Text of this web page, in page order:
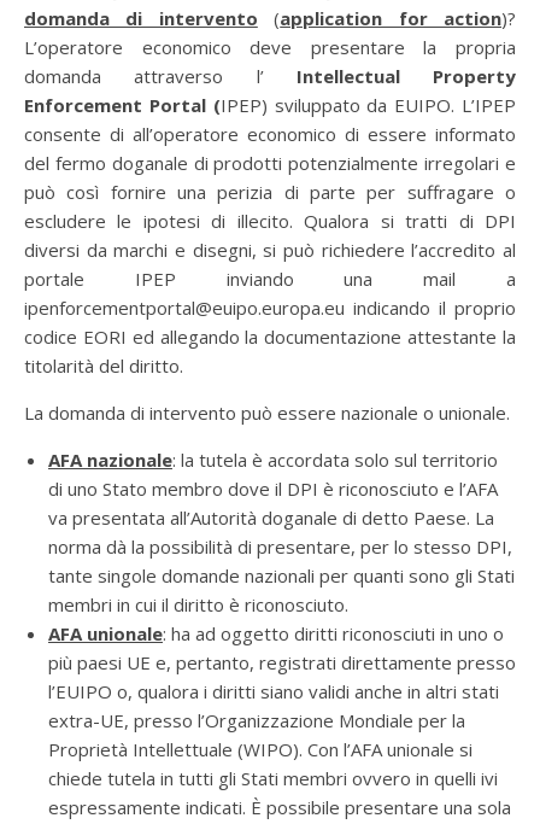
domanda di intervento (application for action)?
L’operatore economico deve presentare la propria
domanda attraverso l’ Intellectual Property
Enforcement Portal (IPEP) sviluppato da EUIPO. L’IPEP
consente di all’operatore economico di essere informato
del fermo doganale di prodotti potenzialmente irregolari e
può così fornire una perizia di parte per suffragare o
escludere le ipotesi di illecito. Qualora si tratti di DPI
diversi da marchi e disegni, si può richiedere l’accredito al
portale IPEP inviando una mail a
ipenforcementportal@euipo.europa.eu indicando il proprio
codice EORI ed allegando la documentazione attestante la
titolarità del diritto.
La domanda di intervento può essere nazionale o unionale.
AFA nazionale: la tutela è accordata solo sul territorio
di uno Stato membro dove il DPI è riconosciuto e l’AFA
va presentata all’Autorità doganale di detto Paese. La
norma dà la possibilità di presentare, per lo stesso DPI,
tante singole domande nazionali per quanti sono gli Stati
membri in cui il diritto è riconosciuto.
AFA unionale: ha ad oggetto diritti riconosciuti in uno o
più paesi UE e, pertanto, registrati direttamente presso
l’EUIPO o, qualora i diritti siano validi anche in altri stati
extra-UE, presso l’Organizzazione Mondiale per la
Proprietà Intellettuale (WIPO). Con l’AFA unionale si
chiede tutela in tutti gli Stati membri ovvero in quelli ivi
espressamente indicati. È possibile presentare una sola